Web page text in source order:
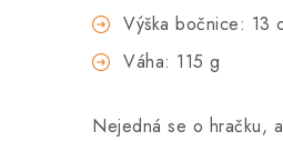
Výška bočnice: 13
Váha: 115 g
Nejedná se o hračku,